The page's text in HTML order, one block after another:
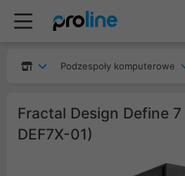
Podzespoły komputerowe
Fractal Design Define
DEF7X-01)